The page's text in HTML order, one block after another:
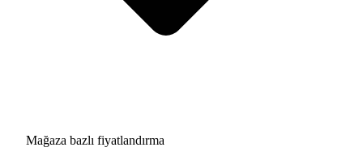
Mağaza bazlı fiyatlandırma